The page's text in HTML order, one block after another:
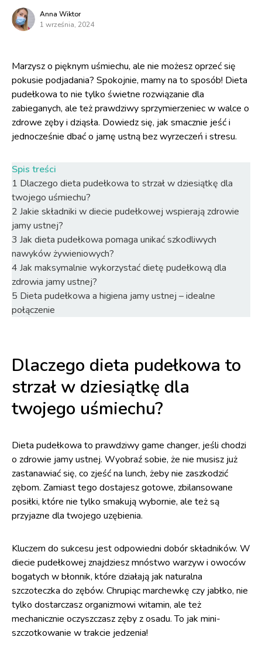
Anna Wiktor
1 września, 2024
Marzysz o pięknym uśmiechu, ale nie możesz oprzeć się
pokusie podjadania? Spokojnie, mamy na to sposób! Dieta
pudełkowa to nie tylko świetne rozwiązanie dla
zabieganych, ale też prawdziwy sprzymierzeniec w walce o
zdrowe zęby i dziąsła. Dowiedz się, jak smacznie jeść i
jednocześnie dbać o jamę ustną bez wyrzeczeń i stresu.
Spis treści
1 Dlaczego dieta pudełkowa to strzał w dziesiątkę dla
twojego uśmiechu?
2 Jakie składniki w diecie pudełkowej wspierają zdrowie
jamy ustnej?
3 Jak dieta pudełkowa pomaga unikać szkodliwych
nawyków żywieniowych?
4 Jak maksymalnie wykorzystać dietę pudełkową dla
zdrowia jamy ustnej?
5 Dieta pudełkowa a higiena jamy ustnej – idealne
połączenie
Dlaczego dieta pudełkowa to
strzał w dziesiątkę dla
twojego uśmiechu?
Dieta pudełkowa to prawdziwy game changer, jeśli chodzi
o zdrowie jamy ustnej. Wyobraź sobie, że nie musisz już
zastanawiać się, co zjeść na lunch, żeby nie zaszkodzić
zębom. Zamiast tego dostajesz gotowe, zbilansowane
posiłki, które nie tylko smakują wybornie, ale też są
przyjazne dla twojego uzębienia.
Kluczem do sukcesu jest odpowiedni dobór składników. W
diecie pudełkowej znajdziesz mnóstwo warzyw i owoców
bogatych w błonnik, które działają jak naturalna
szczoteczka do zębów. Chrupiąc marchewkę czy jabłko, nie
tylko dostarczasz organizmowi witamin, ale też
mechanicznie oczyszczasz zęby z osadu. To jak mini-
szczotkowanie w trakcie jedzenia!